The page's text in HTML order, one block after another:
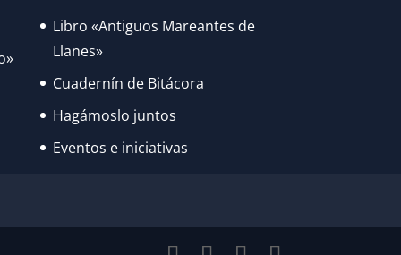
Libro «Antiguos Mareantes de
Llanes»
Cuadernín de Bitácora
Hagámoslo juntos
Eventos e iniciativas